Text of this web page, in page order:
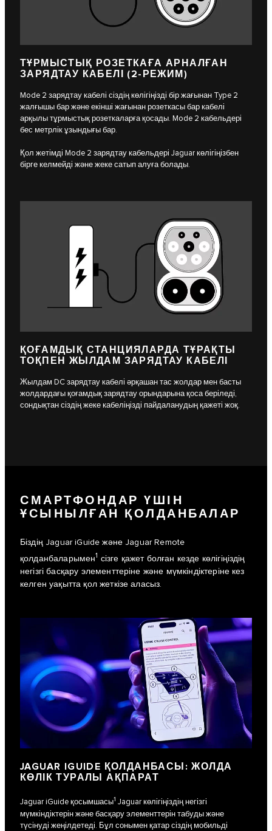
ТҰРМЫСТЫҚ РОЗЕТКАҒА АРНАЛҒАН
ЗАРЯДТАУ КАБЕЛІ (2-РЕЖИМ)
Mode 2 зарядтау кабелі сіздің көлігіңізді бір жағынан Type 2
жалғышы бар және екінші жағынан розеткасы бар кабелі
арқылы тұрмыстық розеткаларға қосады. Mode 2 кабельдері
бес метрлік ұзындығы бар.
Қол жетімді Mode 2 зарядтау кабельдері Jaguar көлігіңізбен
бірге келмейді және жеке сатып алуға болады.
ҚОҒАМДЫҚ СТАНЦИЯЛАРДА ТҰРАҚТЫ
ТОҚПЕН ЖЫЛДАМ ЗАРЯДТАУ КАБЕЛІ
Жылдам DC зарядтау кабелі әрқашан тас жолдар мен басты
жолдардағы қоғамдық зарядтау орындарына қоса беріледі,
сондықтан сіздің жеке кабеліңізді пайдаланудың қажеті жоқ.
СМАРТФОНДАР ҮШІН
ҰСЫНЫЛҒАН ҚОЛДАНБАЛАР
Біздің Jaguar iGuide және Jaguar Remote
қолданбаларымен1 сізге қажет болған кезде көлігіңіздің
негізгі басқару элементтеріне және мүмкіндіктеріне кез
келген уақытта қол жеткізе аласыз.
JAGUAR IGUIDE ҚОЛДАНБАСЫ: ЖОЛДА
КӨЛІК ТУРАЛЫ АҚПАРАТ
Jaguar iGuide қосымшасы1 Jaguar көлігіңіздің негізгі
мүмкіндіктерін және басқару элементтерін табуды және
түсінуді жеңілдетеді. Бұл сонымен қатар сіздің мобильді